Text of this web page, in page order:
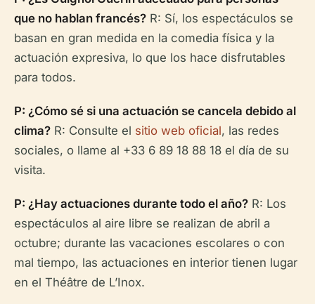
que no hablan francés? R: Sí, los espectáculos se
basan en gran medida en la comedia física y la
actuación expresiva, lo que los hace disfrutables
para todos.
P: ¿Cómo sé si una actuación se cancela debido al
clima? R: Consulte el sitio web oficial, las redes
sociales, o llame al +33 6 89 18 88 18 el día de su
visita.
P: ¿Hay actuaciones durante todo el año? R: Los
espectáculos al aire libre se realizan de abril a
octubre; durante las vacaciones escolares o con
mal tiempo, las actuaciones en interior tienen lugar
en el Théâtre de L’Inox.